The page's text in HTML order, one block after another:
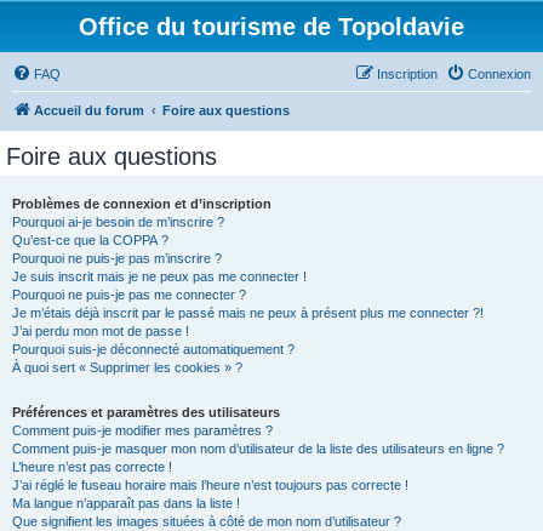
Office du tourisme de Topoldavie
FAQ Connexion
Inscription
Accueil du forum Foire aux questions
Foire aux questions
Problèmes de connexion et d’inscription
Pourquoi ai-je besoin de m’inscrire ?
Qu’est-ce que la COPPA ?
Pourquoi ne puis-je pas m’inscrire ?
Je suis inscrit mais je ne peux pas me connecter !
Pourquoi ne puis-je pas me connecter ?
Je m’étais déjà inscrit par le passé mais ne peux à présent plus me connecter ?!
J’ai perdu mon mot de passe !
Pourquoi suis-je déconnecté automatiquement ?
À quoi sert « Supprimer les cookies » ?
Préférences et paramètres des utilisateurs
Comment puis-je modifier mes paramètres ?
Comment puis-je masquer mon nom d’utilisateur de la liste des utilisateurs en ligne ?
L’heure n’est pas correcte !
J’ai réglé le fuseau horaire mais l’heure n’est toujours pas correcte !
Ma langue n’apparaît pas dans la liste !
Que signifient les images situées à côté de mon nom d’utilisateur ?